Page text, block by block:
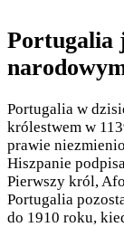
Portugalia
Portugalia w
królestwem w
prawie
Hiszpanie
Pierwszy król,
Portugalia
do 1910 roku,